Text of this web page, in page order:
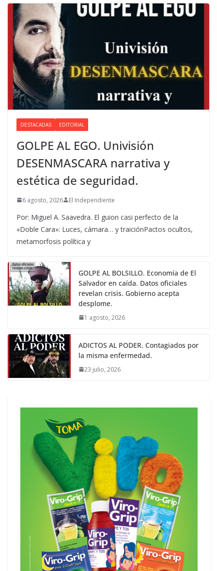
DESTACADAS EDITORIAL
GOLPE AL EGO. Univisión
DESENMASCARA narrativa y
estética de seguridad.
6 agosto, 2026 El Independiente
Por: Miguel A. Saavedra. El guion casi perfecto de la
«Doble Cara»: Luces, cámara… y traiciónPactos ocultos,
metamorfosis política y
GOLPE AL BOLSILLO. Economía de El
Salvador en caída. Datos oficiales
revelan crisis. Gobierno acepta
desplome.
1 agosto, 2026
ADICTOS AL PODER. Contagiados por
la misma enfermedad.
23 julio, 2026